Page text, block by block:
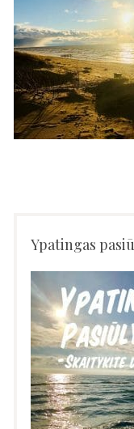
Ypatingas